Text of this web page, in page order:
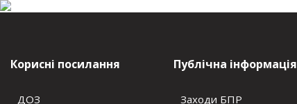
Корисні посилання
ДОЗ
Публічна інформація
Заходи БПР